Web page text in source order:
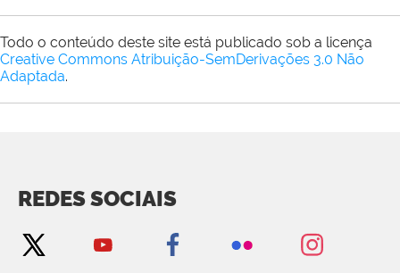
Todo o conteúdo deste site está publicado sob a licença
Creative Commons Atribuição-SemDerivações 3.0 Não
Adaptada.
REDES SOCIAIS